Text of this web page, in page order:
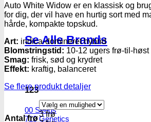
Se Alle Brands
123
00 Seeds
710 Genetics
Auto White Widow er en klassisk og
for dig, der vil have en hurtig sort med
hårde, kompakte topskud.
Art: indica-domineret hybrid
Blomstringstid: 10-12 ugers frø-til-høst
Smag: frisk, sød og krydret
Effekt: kraftig, balanceret
Se flere produkt detaljer
Antal frø3 frø